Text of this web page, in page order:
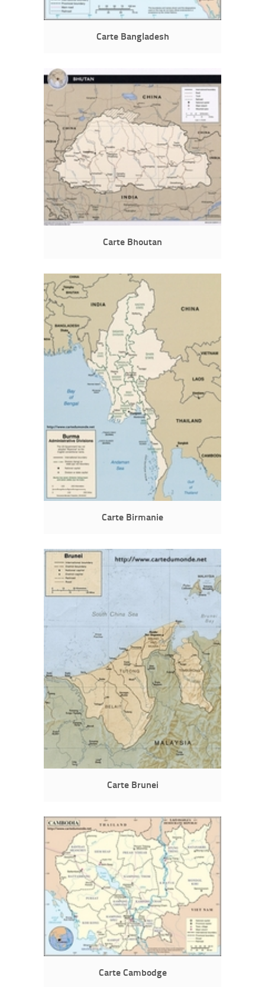
Carte Bangladesh
Carte Bhoutan
Carte Birmanie
Carte Brunei
Carte Cambodge